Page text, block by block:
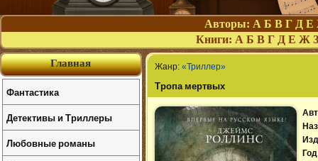
Авторы: А Б В Г Д Е
Книги: А Б В Г Д Е Ж З
Жанр: «Триллер»
Тропа мертвых
Главная
Фантастика
Детективы и Триллеры
Любовные романы